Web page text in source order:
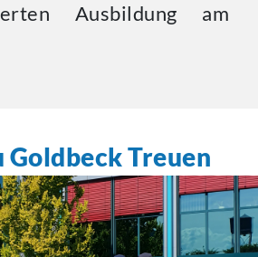
Ausbildung am
Goldbeck Treuen